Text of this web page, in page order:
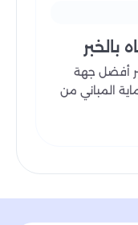
أفضل جهة
المباني من